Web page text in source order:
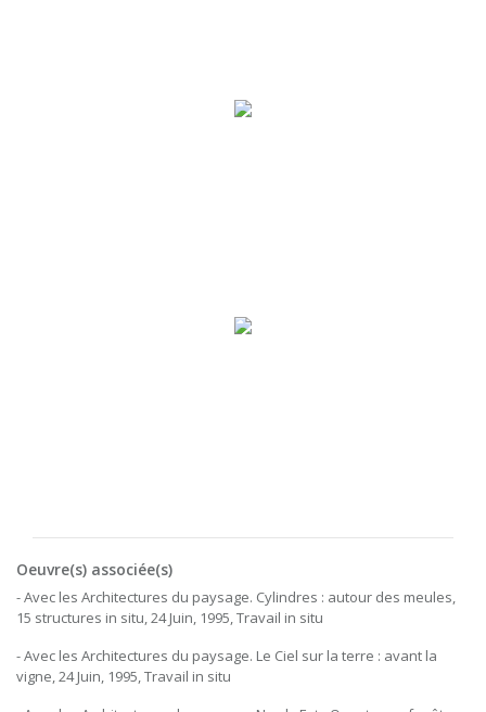
Oeuvre(s) associée(s)
- Avec les Architectures du paysage. Cylindres : autour des meules,
15 structures in situ, 24 Juin, 1995, Travail in situ
- Avec les Architectures du paysage. Le Ciel sur la terre : avant la
vigne, 24 Juin, 1995, Travail in situ